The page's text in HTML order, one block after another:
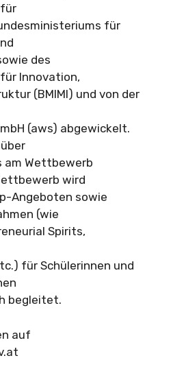
für
des
Innovation,
(BMIMI) und von der
(aws) abgewickelt.
am Wettbewerb
wird
Angeboten sowie
(wie
Spirits,
für Schülerinnen und
begleitet.
auf